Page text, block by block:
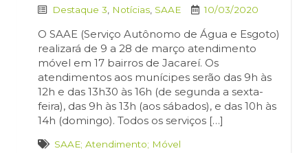
Destaque 3 Notícias SAAE 10/03/2020
O SAAE (Serviço Autônomo de Água e Esgoto)
realizará de 9 a 28 de março atendimento
móvel em 17 bairros de Jacareí. Os
atendimentos aos munícipes serão das 9h às
12h e das 13h30 às 16h (de segunda a sexta-
feira), das 9h às 13h (aos sábados), e das 10h às
14h (domingo). Todos os serviços […]
SAAE; Atendimento; Móvel